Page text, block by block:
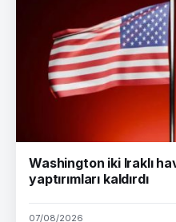
Washington iki Iraklı
yaptırımları kaldırdı
07/08/2026